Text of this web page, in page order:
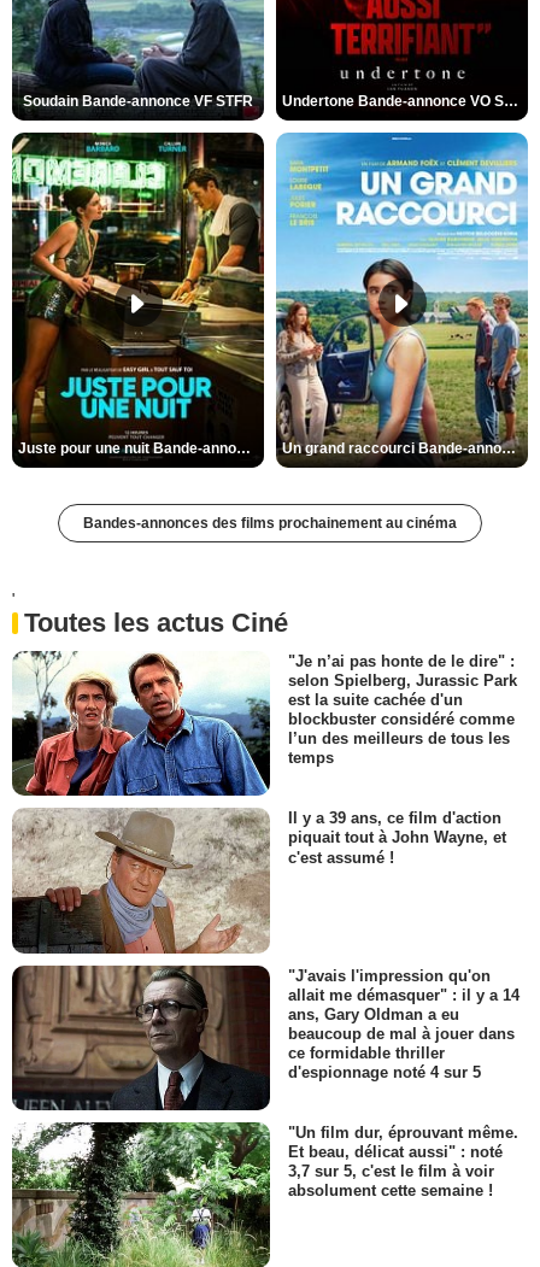
Soudain Bande-annonce VF STFR Undertone Bande-annonce VO STFR
Juste pour une nuit Bande-annonce VO STFR Un grand raccourci Bande-annonce VF
Bandes-annonces des films prochainement au cinéma
'
Toutes les actus Ciné
"Je n’ai pas honte de le dire" :
selon Spielberg, Jurassic Park
est la suite cachée d'un
blockbuster considéré comme
l’un des meilleurs de tous les
temps
Il y a 39 ans, ce film d'action
piquait tout à John Wayne, et
c'est assumé !
"J'avais l'impression qu'on
allait me démasquer" : il y a 14
ans, Gary Oldman a eu
beaucoup de mal à jouer dans
ce formidable thriller
d'espionnage noté 4 sur 5
"Un film dur, éprouvant même.
Et beau, délicat aussi" : noté
3,7 sur 5, c'est le film à voir
absolument cette semaine !